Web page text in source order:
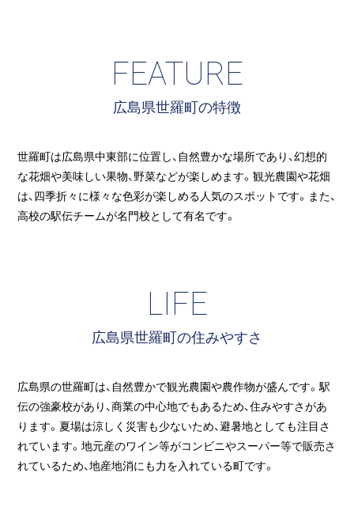
FEATURE
広島県世羅町の特徴
世羅町は広島県中東部に位置し、自然豊かな場所であり、幻想的
な花畑や美味しい果物、野菜などが楽しめます。観光農園や花畑
は、四季折々に様々な色彩が楽しめる人気のスポットです。また、
高校の駅伝チームが名門校として有名です。
LIFE
広島県世羅町の住みやすさ
広島県の世羅町は、自然豊かで観光農園や農作物が盛んです。駅
伝の強豪校があり、商業の中心地でもあるため、住みやすさがあ
ります。夏場は涼しく災害も少ないため、避暑地としても注目さ
れています。地元産のワイン等がコンビニやスーパー等で販売さ
れているため、地産地消にも力を入れている町です。